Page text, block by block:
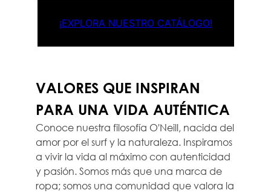
¡EXPLORA NUESTRO CATÁLOGO!
VALORES QUE INSPIRAN
PARA UNA VIDA AUTÉNTICA
Conoce nuestra filosofía O'Neill, nacida del
amor por el surf y la naturaleza. Inspiramos
a vivir la vida al máximo con autenticidad
y pasión. Somos más que una marca de
ropa; somos una comunidad que valora la